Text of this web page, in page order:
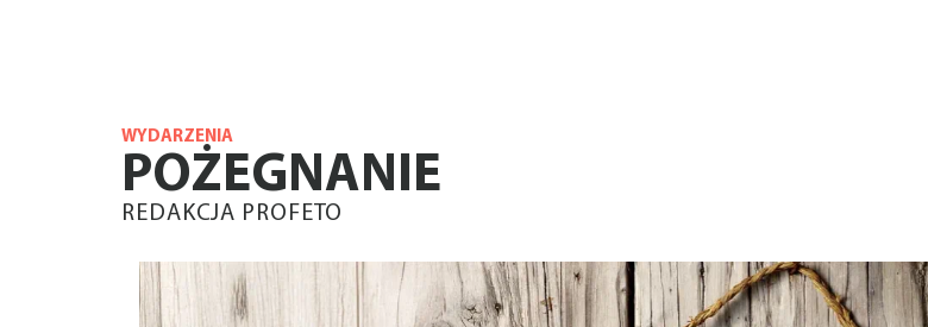
WYDARZENIA
POŻEGNANIE
REDAKCJA PROFETO